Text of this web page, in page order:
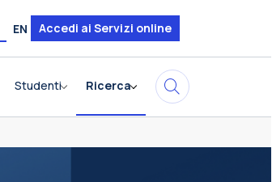
EN Accedi ai Servizi online
Studenti Ricerca